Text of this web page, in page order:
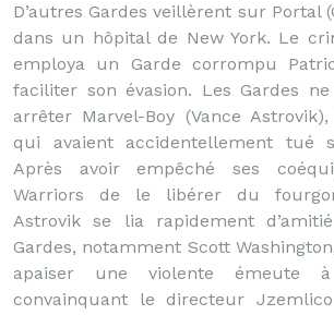
D’autres Gardes veillèrent sur Portal
dans un hôpital de New York. Le
employa un Garde corrompu
faciliter son évasion. Les Gardes
arrêter Marvel-Boy (Vance
qui avaient accidentellement tué
Après avoir empêché ses
Warriors de le libérer du
Astrovik se lia rapidement
Gardes, notamment Scott
apaiser une violente émeute
convainquant le directeur